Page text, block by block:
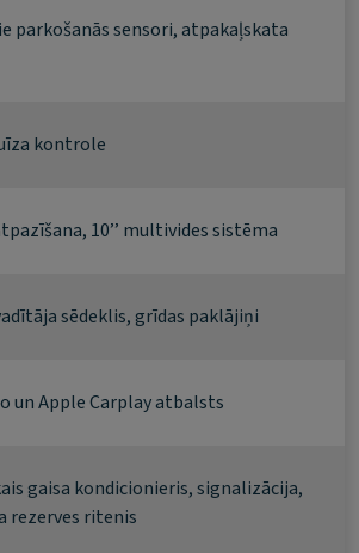
parkošanās sensori, atpakaļskata
kontrole
10’’ multivides sistēma
sēdeklis, grīdas paklājiņi
un Apple Carplay atbalsts
gaisa kondicionieris, signalizācija,
rezerves ritenis